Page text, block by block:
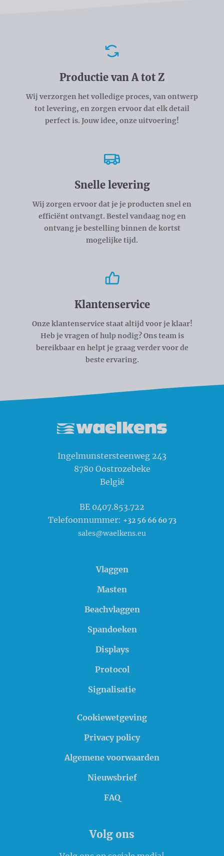
Productie van A tot Z
Wij verzorgen het volledige proces, van ontwerp
tot levering, en zorgen ervoor dat elk detail
perfect is. Jouw idee, onze uitvoering!
Snelle levering
Wij zorgen ervoor dat je je producten snel en
efficiënt ontvangt. Bestel vandaag nog en
ontvang je bestelling binnen de kortst
mogelijke tijd.
Klantenservice
Onze klantenservice staat altijd voor je klaar!
Heb je vragen of hulp nodig? Ons team is
bereikbaar en helpt je graag verder voor de
beste ervaring.
Ingelmunstersteenweg 243
8780 Oostrozebeke
België
BE 0407.853.722
Telefoonnummer: +32 56 66 60 73
sales@waelkens.eu
Vlaggen
Masten
Beachvlaggen
Spandoeken
Displays
Protocol
Signalisatie
Cookiewetgeving
Privacy policy
Algemene voorwaarden
Nieuwsbrief
FAQ
Volg ons